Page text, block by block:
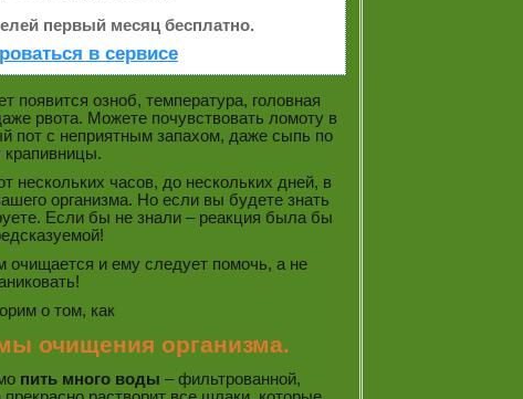
первый месяц бесплатно.
в сервисе
озноб, температура, головная
рвота. Можете почувствовать ломоту в
пот с неприятным запахом, даже сыпь по
крапивницы.
нескольких часов, до нескольких дней, в
организма. Но если вы будете знать
Если бы не знали – реакция была бы
очищается и ему следует помочь, а не
о том, как
очищения организма.
пить много воды – фильтрованной,